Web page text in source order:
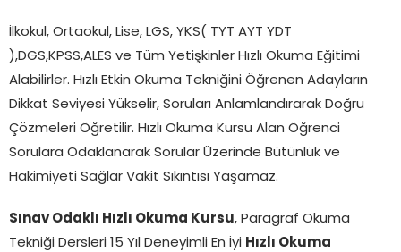
İlkokul, Ortaokul, Lise, LGS, YKS( TYT AYT YDT
),DGS,KPSS,ALES ve Tüm Yetişkinler Hızlı Okuma Eğitimi
Alabilirler. Hızlı Etkin Okuma Tekniğini Öğrenen Adayların
Dikkat Seviyesi Yükselir, Soruları Anlamlandırarak Doğru
Çözmeleri Öğretilir. Hızlı Okuma Kursu Alan Öğrenci
Sorulara Odaklanarak Sorular Üzerinde Bütünlük ve
Hakimiyeti Sağlar Vakit Sıkıntısı Yaşamaz.
Sınav Odaklı Hızlı Okuma Kursu , Paragraf Okuma
Tekniği Dersleri 15 Yıl Deneyimli En İyi Hızlı Okuma